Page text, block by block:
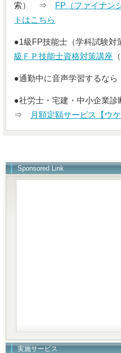
索） ⇒
FP（ファイナン
トはこちら
●1級FP技能士（学科試験
級ＦＰ技能士資格対策講座
●通勤中に音声学習する
●社労士・宅建・中小企業
⇒
月額定額サービス【ウケ
Sponsored Link
実施サービス